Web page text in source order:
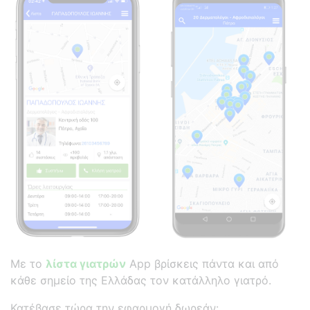
Με το λίστα γιατρών App βρίσκεις πάντα και από
κάθε σημείο της Ελλάδας τον κατάλληλο γιατρό.